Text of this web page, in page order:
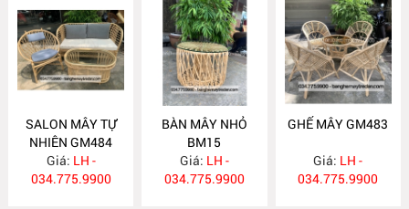
SALON MÂY TỰ
NHIÊN GM484
Giá: LH -
034.775.9900
BÀN MÂY NHỎ
BM15
Giá: LH -
034.775.9900
GHẾ MÂY GM483
Giá: LH -
034.775.9900